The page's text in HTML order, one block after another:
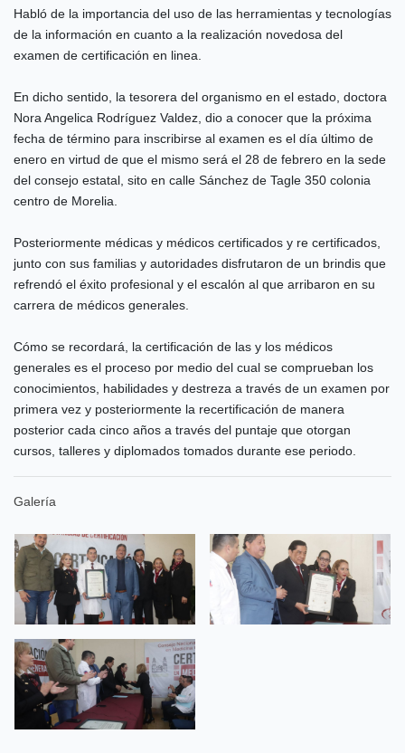
Habló de la importancia del uso de las herramientas y tecnologías
de la información en cuanto a la realización novedosa del
examen de certificación en linea.
En dicho sentido, la tesorera del organismo en el estado, doctora
Nora Angelica Rodríguez Valdez, dio a conocer que la próxima
fecha de término para inscribirse al examen es el día último de
enero en virtud de que el mismo será el 28 de febrero en la sede
del consejo estatal, sito en calle Sánchez de Tagle 350 colonia
centro de Morelia.
Posteriormente médicas y médicos certificados y re certificados,
junto con sus familias y autoridades disfrutaron de un brindis que
refrendó el éxito profesional y el escalón al que arribaron en su
carrera de médicos generales.
Cómo se recordará, la certificación de las y los médicos
generales es el proceso por medio del cual se comprueban los
conocimientos, habilidades y destreza a través de un examen por
primera vez y posteriormente la recertificación de manera
posterior cada cinco años a través del puntaje que otorgan
cursos, talleres y diplomados tomados durante ese periodo.
Galería